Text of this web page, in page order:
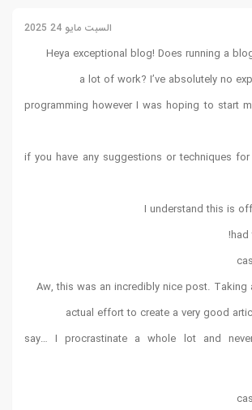
السبت مايو 24 2025
Heya exceptional blog! Does running a
a lot of work? I’ve absolutely no
programming however I was hoping to start
if you have any suggestions or techniques
I understand this is
had
Aw, this was an incredibly nice post. Taking
actual effort to create a very good
say… I procrastinate a whole lot and